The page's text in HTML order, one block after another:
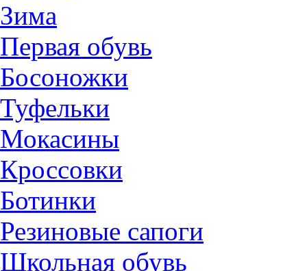
Зима
Первая обувь
Босоножки
Туфельки
Мокасины
Кроссовки
Ботинки
Резиновые сапоги
Школьная обувь